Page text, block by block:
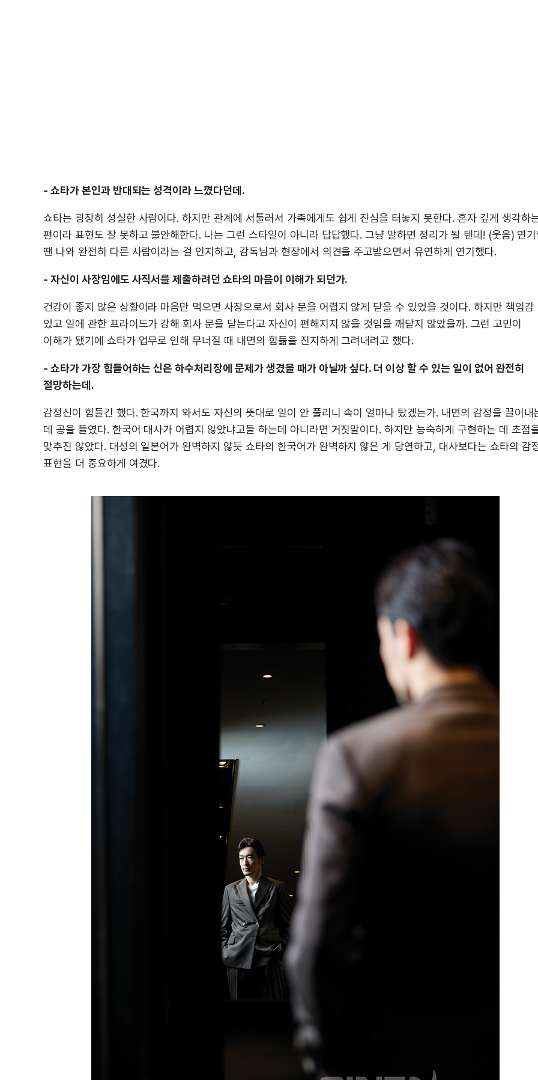
- 쇼타가 본인과 반대되는 성격이라 느꼈다던데.
쇼타는 굉장히 성실한 사람이다. 하지만 관계에 서툴러서 가족에게도 쉽게 진심을 터놓지 못한다. 혼자 깊게 생각하
편이라 표현도 잘 못하고 불안해한다. 나는 그런 스타일이 아니라 답답했다. 그냥 말하면 정리가 될 텐데! (웃음) 연
땐 나와 완전히 다른 사람이라는 걸 인지하고, 감독님과 현장에서 의견을 주고받으면서 유연하게 연기했다.
- 자신이 사장임에도 사직서를 제출하려던 쇼타의 마음이 이해가 되던가.
건강이 좋지 않은 상황이라 마음만 먹으면 사장으로서 회사 문을 어렵지 않게 닫을 수 있었을 것이다. 하지만 책임감
있고 일에 관한 프라이드가 강해 회사 문을 닫는다고 자신이 편해지지 않을 것임을 깨닫지 않았을까. 그런 고민이
이해가 됐기에 쇼타가 업무로 인해 무너질 때 내면의 힘듦을 진지하게 그려내려고 했다.
- 쇼타가 가장 힘들어하는 신은 하수처리장에 문제가 생겼을 때가 아닐까 싶다. 더 이상 할 수 있는 일이 없어 완전히
절망하는데.
감정신이 힘들긴 했다. 한국까지 와서도 자신의 뜻대로 일이 안 풀리니 속이 얼마나 탔겠는가. 내면의 감정을 끌어내
데 공을 들였다. 한국어 대사가 어렵지 않았냐고들 하는데 아니라면 거짓말이다. 하지만 능숙하게 구현하는 데 초점
맞추진 않았다. 대성의 일본어가 완벽하지 않듯 쇼타의 한국어가 완벽하지 않은 게 당연하고, 대사보다는 쇼타의 감
표현을 더 중요하게 여겼다.